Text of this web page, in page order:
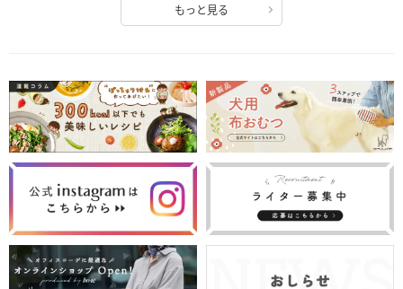
もっと見る